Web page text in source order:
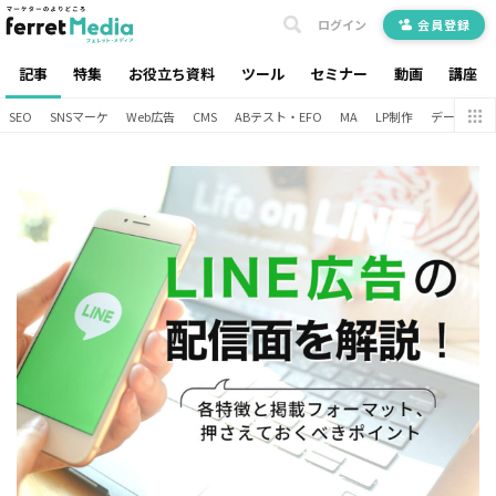
記事 特集 お役立ち資料 ツール セミナー 動画 講座
ログイン 会員登録
SEO SNSマーケ Web広告 CMS ABテスト・EFO MA LP制作 データ分析